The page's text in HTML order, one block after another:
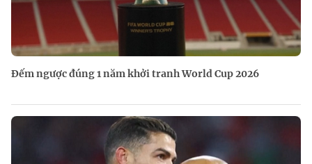
Đếm ngược đúng 1 năm khởi tranh World Cup 2026